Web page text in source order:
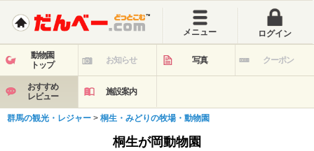
メニュー ログイン
動物園
トップ
お知らせ 写真 クーポン
おすすめ
レビュー
施設案内
群馬の観光・レジャー > 桐生・みどりの牧場・動物園
桐生が岡動物園